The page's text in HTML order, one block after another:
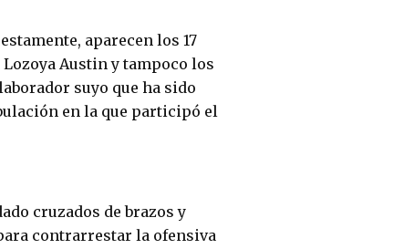
aparecen los 17
Austin y tampoco los
suyo que ha sido
en la que participó el
cruzados de brazos y
contrarrestar la ofensiva